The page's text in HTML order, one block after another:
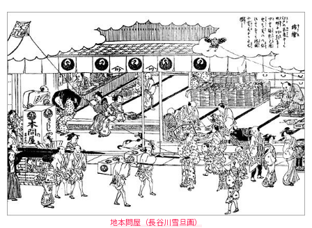
地本問屋（長谷川雪旦画）